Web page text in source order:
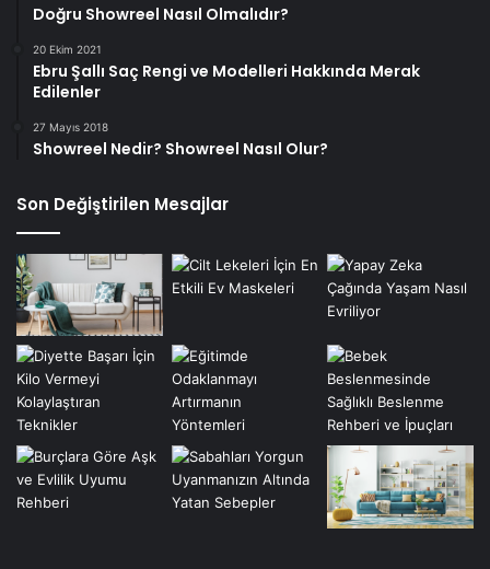
Doğru Showreel Nasıl Olmalıdır?
20 Ekim 2021
Ebru Şallı Saç Rengi ve Modelleri Hakkında Merak
Edilenler
27 Mayıs 2018
Showreel Nedir? Showreel Nasıl Olur?
Son Değiştirilen Mesajlar